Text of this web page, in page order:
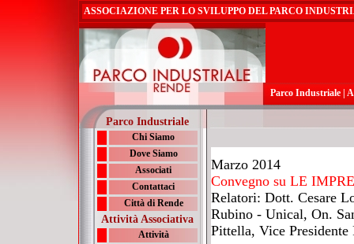
ASSOCIAZIONE PER LO SVILUPPO DEL PARCO
Parco Industriale
Parco Industriale
Chi Siamo
Dove Siamo
Associati
Contattaci
Città di Rende
Attività Associativa
Attività
Marzo 2014
Convegno su LE
Relatori: Dott. Cesare
Rubino - Unical, On.
Pittella, Vice Presidente